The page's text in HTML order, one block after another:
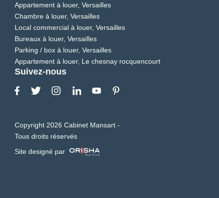
Appartement à louer, Versailles
Chambre à louer, Versailles
Local commercial à louer, Versailles
Bureaux à louer, Versailles
Parking / box à louer, Versailles
Appartement à louer, Le chesnay rocquencourt
Suivez-nous
Copyright 2026 Cabinet Mansart -
Tous droits réservés
Site designé par